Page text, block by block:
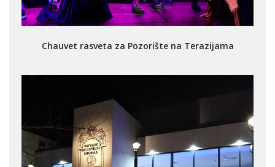
Chauvet rasveta za Pozorište na Terazijama